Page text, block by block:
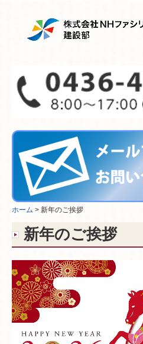
リフォーム
新築・増改築
リフォーム事例〈水まわり〉
リフォーム事例 〈内装〉
リフォーム事例 〈外構〉
リフォーム事例 〈介護〉
リフォーム事例〈オフィス・店舗〉
リフォーム事例〈マンション〉
新築・増改築 事例
その他事例
ホーム 新年のご挨拶
新年のご挨拶